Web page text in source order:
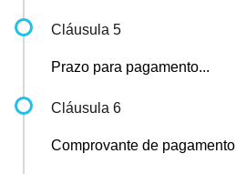
Cláusula 5
Prazo para pagamento...
Cláusula 6
Comprovante de pagamento